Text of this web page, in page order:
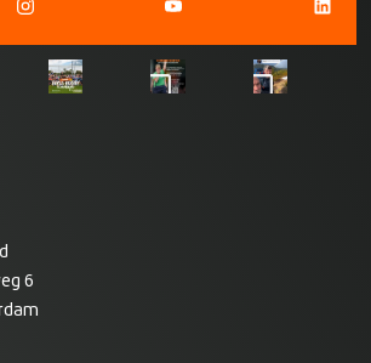
6